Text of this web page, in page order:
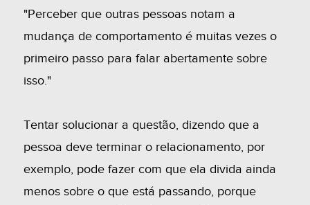
"Perceber que outras pessoas notam a
mudança de comportamento é muitas vezes o
primeiro passo para falar abertamente sobre
isso."
Tentar solucionar a questão, dizendo que a
pessoa deve terminar o relacionamento, por
exemplo, pode fazer com que ela divida ainda
menos sobre o que está passando, porque